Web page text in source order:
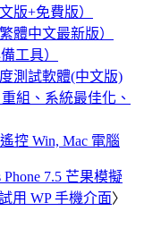
版+免費版）
體中文最新版）
工具）
測試軟體(中文版)
組、系統最佳化、
控 Win, Mac 電腦
Phone 7.5 芒果模擬
用 WP 手機介面〉